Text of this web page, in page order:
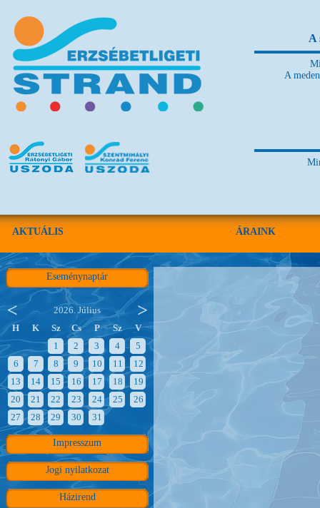
A
A
AKTUÁLIS ÁRAINK
Eseménynaptár
2026. Július
H
K Sz Cs P Sz
V
1
2 3 4
5
6
7 8 9 10 11
12
13
14 15 16 17 18
19
20
21 22 23 24 25
26
27
28 29 30 31
Impresszum
Jogi nyilatkozat
Házirend